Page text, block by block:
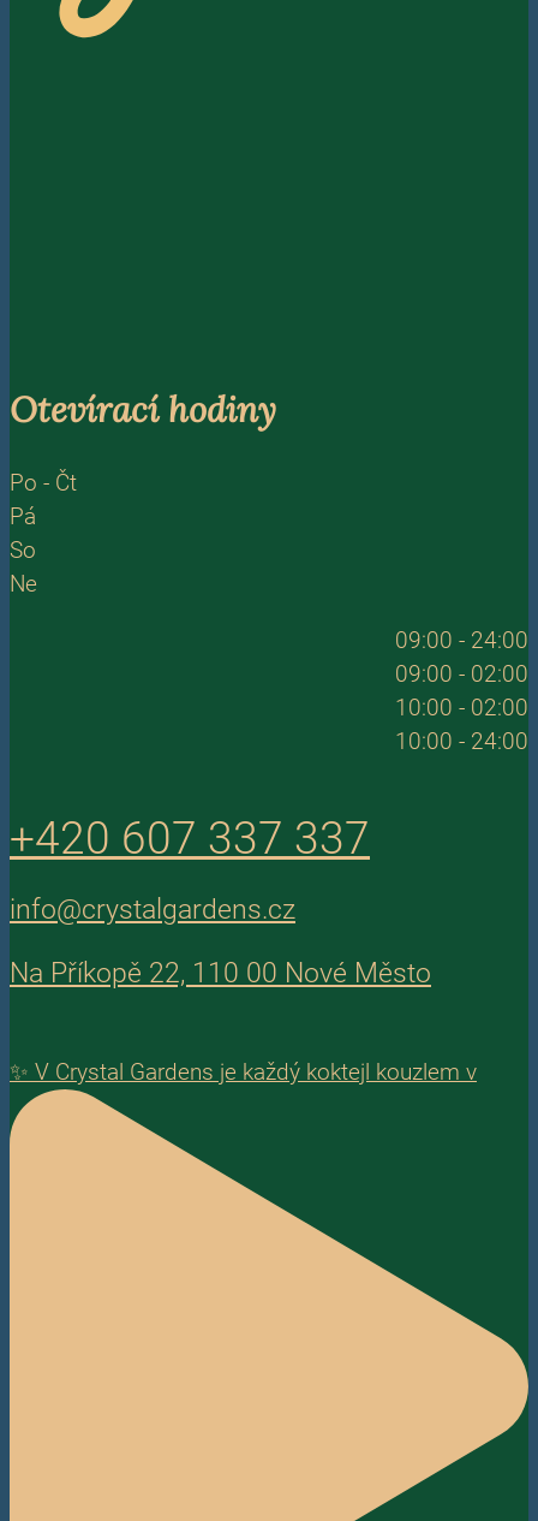
Otevírací hodiny
Po - Čt
Pá
So
Ne
09:00 - 24:00
09:00 - 02:00
10:00 - 02:00
10:00 - 24:00
+420 607 337 337
info@crystalgardens.cz
Na Příkopě 22, 110 00 Nové Město
✨ V Crystal Gardens je každý koktejl kouzlem v